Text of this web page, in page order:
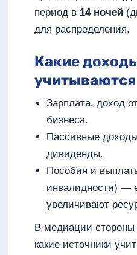
период в 14 ночей
для распределения.
Какие
учитываются
Зарплата, доход
бизнеса.
Пассивные
дивиденды.
Пособия и
инвалидности) —
увеличивают
В медиации стороны
какие источники